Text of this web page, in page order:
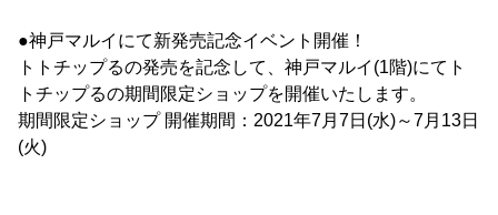
●神戸マルイにて新発売記念イベント開催！
トトチップるの発売を記念して、神戸マルイ(1階)にてト
トチップるの期間限定ショップを開催いたします。
期間限定ショップ 開催期間：2021年7月7日(水)～7月13日
(火)